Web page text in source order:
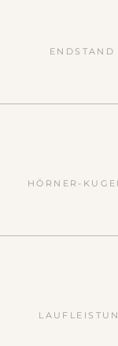
HÖRNER-